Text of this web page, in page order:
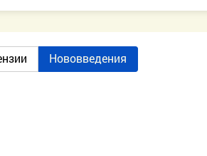
Нововведения